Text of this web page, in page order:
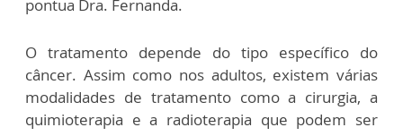
pontua Dra. Fernanda.
O tratamento depende do tipo específico do
câncer. Assim como nos adultos, existem várias
modalidades de tratamento como a cirurgia, a
quimioterapia e a radioterapia que podem ser